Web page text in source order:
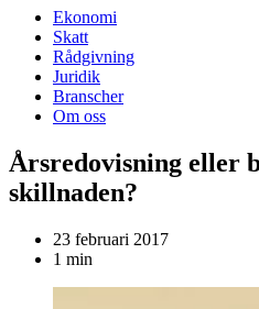
Ekonomi
Skatt
Rådgivning
Juridik
Branscher
Om oss
Årsredovisning eller
skillnaden?
23 februari 2017
1 min